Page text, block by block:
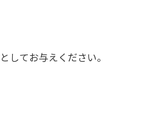
…
してお与えください。